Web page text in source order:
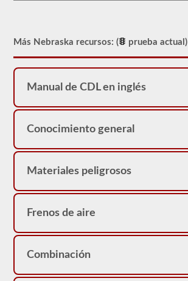
en
como
restricción
su
Puede
un
prueba
de
frenos
neumáticos,
pero
no
conducir
vehículo
Más Nebraska recursos: ( prueba actual)
Manual de CDL en inglés
Conocimiento general
Materiales peligrosos
Frenos de aire
Combinación